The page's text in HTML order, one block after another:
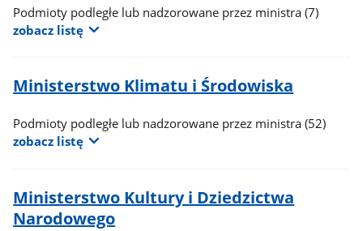
Podmioty podległe lub nadzorowane przez ministra(7)
zobacz listę
Ministerstwo Klimatu i Środowiska
Podmioty podległe lub nadzorowane przez ministra(52)
zobacz listę
Ministerstwo Kultury i Dziedzictwa
Narodowego